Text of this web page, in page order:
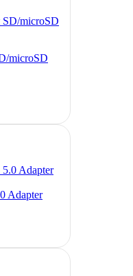
microSD
Adapter